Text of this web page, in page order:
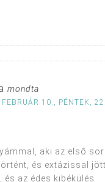
mondta
10., PÉNTEK,
aki az első
és extázissal
az édes kibékülés